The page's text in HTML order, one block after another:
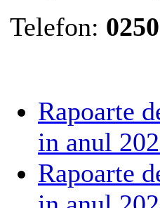
Telefon:
Rapoarte
in anul
Rapoarte